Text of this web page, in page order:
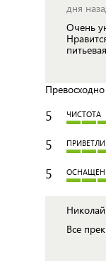
дня
Очень
Превосходно
5 ЧИСТОТА
5
5
Николай
Все